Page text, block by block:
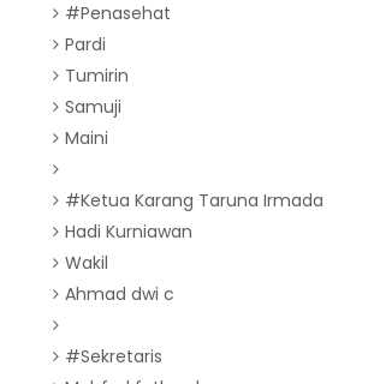
#Penasehat
Pardi
Tumirin
Samuji
Maini
#Ketua Karang Taruna Irmada
Hadi Kurniawan
Wakil
Ahmad dwi c
#Sekretaris